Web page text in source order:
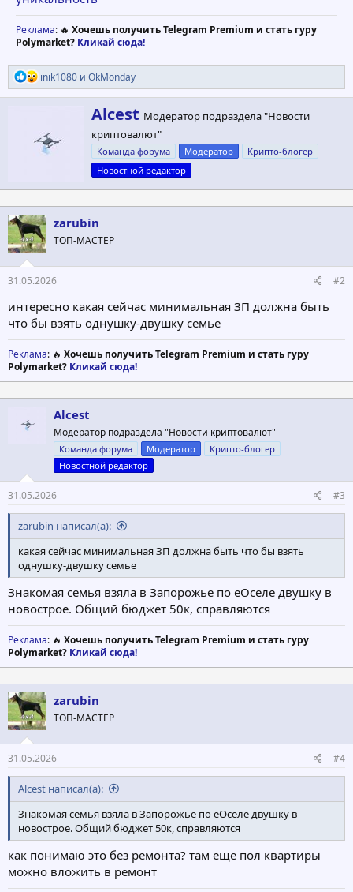
Реклама: 🔥 Хочешь получить Telegram Premium и стать гуру
Polymarket? Кликай сюда!
Р
е
а
и
и
inik1080 и OkMonday
А
в
т
р
Alcest Модератор подраздела "Новости
криптовалют"
Команда форума Модератор
Крипто-блогер
Новостной редактор
zarubin
ТОП-МАСТЕР
31.05.2026 #2
интересно какая сейчас минимальная ЗП должна быть
что бы взять однушку-двушку семье
Реклама: 🔥 Хочешь получить Telegram Premium и стать гуру
Polymarket? Кликай сюда!
Alcest
Модератор подраздела "Новости криптовалют"
Команда форума Модератор
Крипто-блогер
Новостной редактор
31.05.2026 #3
zarubin написал(а):
какая сейчас минимальная ЗП должна быть что бы взять
однушку-двушку семье
Знакомая семья взяла в Запорожье по еОселе двушку в
новострое. Общий бюджет 50к, справляются
Реклама: 🔥 Хочешь получить Telegram Premium и стать гуру
Polymarket? Кликай сюда!
zarubin
ТОП-МАСТЕР
31.05.2026 #4
Alcest написал(а):
Знакомая семья взяла в Запорожье по еОселе двушку в
новострое. Общий бюджет 50к, справляются
как понимаю это без ремонта? там еще пол квартиры
можно вложить в ремонт